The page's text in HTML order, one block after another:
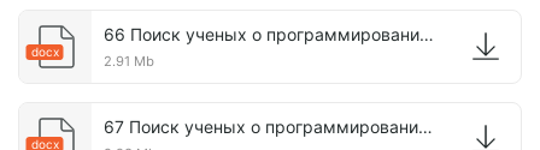
docx
66 Поиск ученых о программировании жизни.docx
2.91 Mb
docx
67 Поиск ученых о программировании жизни.docx